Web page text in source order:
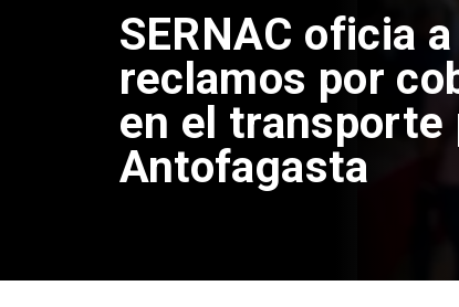
SERNAC oficia
reclamos por
en el transporte
Antofagasta